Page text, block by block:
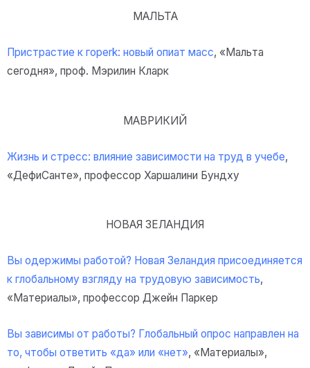
МАЛЬТА
Пристрастие к гореrk: новый опиат масс, «Мальта
сегодня», проф. Мэрилин Кларк
МАВРИКИЙ
Жизнь и стресс: влияние зависимости на труд в учебе,
«ДефиСанте», профессор Харшалини Бундху
НОВАЯ ЗЕЛАНДИЯ
Вы одержимы работой? Новая Зеландия присоединяется
к глобальному взгляду на трудовую зависимость,
«Материалы», профессор Джейн Паркер
Вы зависимы от работы? Глобальный опрос направлен на
то, чтобы ответить «да» или «нет», «Материалы»,